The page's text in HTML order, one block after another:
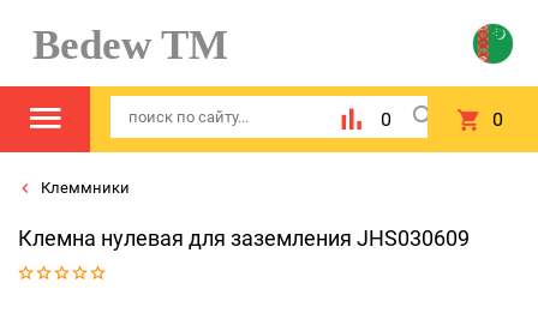
Bedew TM
0 0
Клеммники
Клемна нулевая для заземления JHS030609